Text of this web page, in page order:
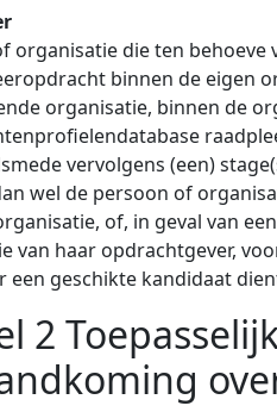
organisatie die ten
binnen de eigen
organisatie, binnen de
vervolgens (een)
wel de persoon of
of, in geval van
van haar opdrachtgever,
een geschikte kandidaat
2